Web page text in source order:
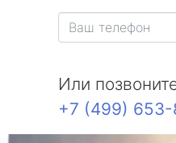
Или
+7 (499)